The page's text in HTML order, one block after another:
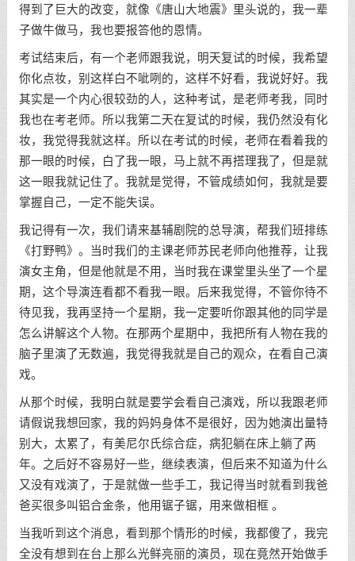
得到了巨大的改变，就像《唐山大地震》里头说的，我一辈
子做牛做马，我也要报答他的恩情。
考试结束后，有一个老师跟我说，明天复试的时候，我希望
你化点妆，别这样白不呲咧的，这样不好看，我说好好。我
其实是一个内心很较劲的人，这种考试，是老师考我，同时
我也在考老师。所以我第二天在复试的时候，我仍然没有化
妆，我觉得我就这样。所以在考试的时候，老师在看着我的
那一眼的时候，白了我一眼，马上就不再搭理我了，但是就
这一眼我就记住了。我就是觉得，不管成绩如何，我就是要
掌握自己，一定不能失误。
我记得有一次，我们请来基辅剧院的总导演，帮我们班排练
《打野鸭》。当时我们的主课老师苏民老师向他推荐，让我
演女主角，但是他就是不用，当时我在课堂里头坐了一个星
期，这个导演连看都不看我一眼。后来我觉得，不管你待不
待见我，我再坚持一个星期，我一定要听你跟其他的同学是
怎么讲解这个人物。在那两个星期中，我把所有人物在我的
脑子里演了无数遍，我觉得我就是自己的观众，在看自己演
戏。
从那个时候，我明白就是要学会看自己演戏，所以我跟老师
请假说我想回家，我的妈妈身体不是很好，因为她演出量特
别大，太累了，有美尼尔氏综合症，病犯躺在床上躺了两
年。之后好不容易好一些，继续表演，但后来不知道为什么
又没有戏演了，于是就做一些手工，我记得当时就看到我爸
爸买很多叫铝合金条，他用锯子锯，用来做相框 。
当我听到这个消息，看到那个情形的时候，我都傻了，我完
全没有想到在台上那么光鲜亮丽的演员，现在竟然开始做手